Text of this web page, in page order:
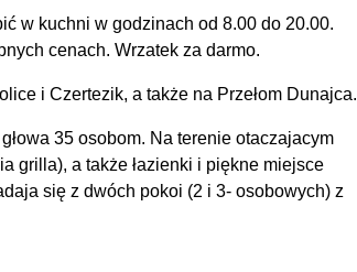
w kuchni w godzinach od 8.00 do 20.00.
cenach. Wrzatek za darmo.
i Czertezik, a także na Przełom Dunajca.
35 osobom. Na terenie otaczajacym
grilla), a także łazienki i piękne miejsce
się z dwóch pokoi (2 i 3- osobowych) z